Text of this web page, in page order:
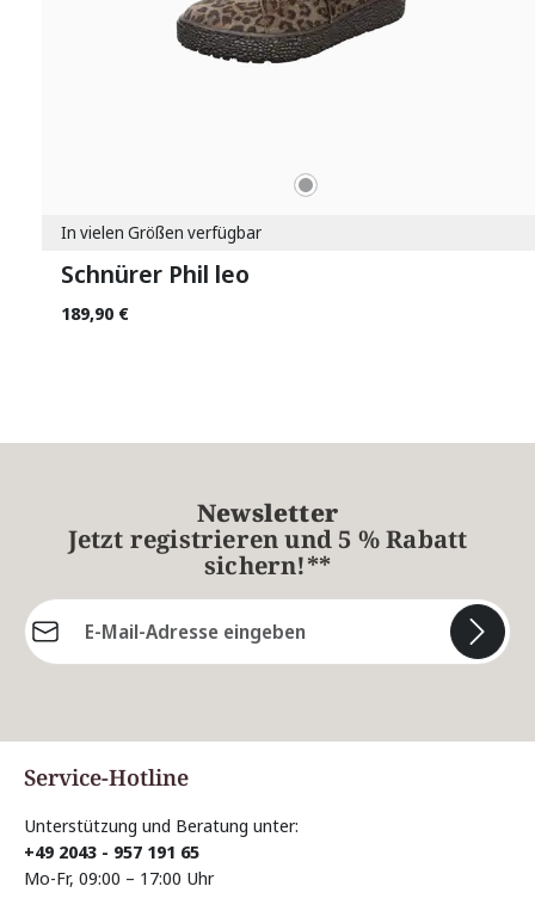
grau
In vielen Größen verfügbar
Schnürer Phil leo
189,90 €
Newsletter
Jetzt registrieren und 5 % Rabatt
sichern!**
E-Mail-Adresse*
Service-Hotline
Unterstützung und Beratung unter:
+49 2043 - 957 191 65
Mo-Fr, 09:00 – 17:00 Uhr